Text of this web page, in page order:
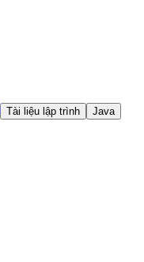
Tài liệu lập trình Java